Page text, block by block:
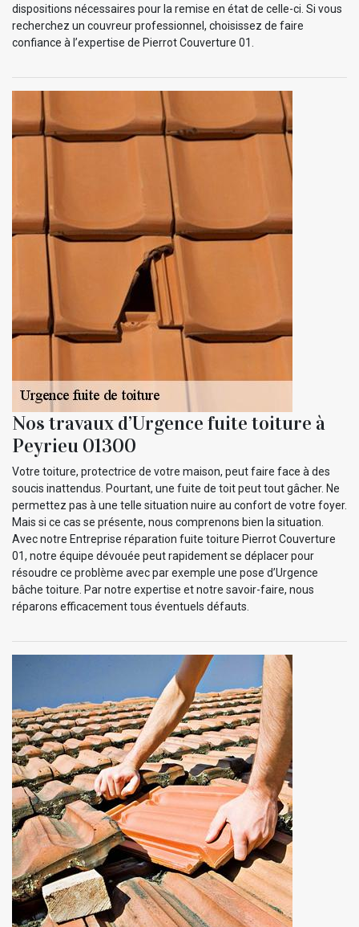
dispositions nécessaires pour la remise en état de celle-ci. Si vous
recherchez un couvreur professionnel, choisissez de faire
confiance à l’expertise de Pierrot Couverture 01.
Nos travaux d’Urgence fuite toiture à
Peyrieu 01300
Votre toiture, protectrice de votre maison, peut faire face à des
soucis inattendus. Pourtant, une fuite de toit peut tout gâcher. Ne
permettez pas à une telle situation nuire au confort de votre foyer.
Mais si ce cas se présente, nous comprenons bien la situation.
Avec notre Entreprise réparation fuite toiture Pierrot Couverture
01, notre équipe dévouée peut rapidement se déplacer pour
résoudre ce problème avec par exemple une pose d’Urgence
bâche toiture. Par notre expertise et notre savoir-faire, nous
réparons efficacement tous éventuels défauts.